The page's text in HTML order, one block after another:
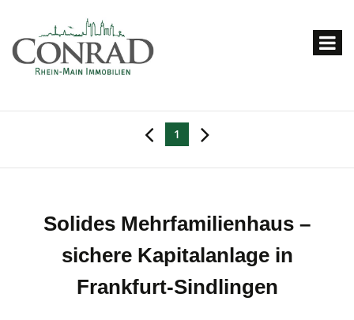
1
Solides Mehrfamilienhaus –
sichere Kapitalanlage in
Frankfurt-Sindlingen